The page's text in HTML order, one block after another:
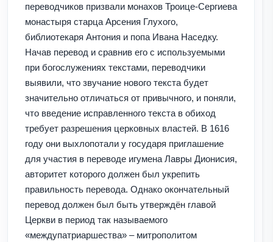
переводчиков призвали монахов Троице-Сергиева
монастыря старца Арсения Глухого,
библиотекаря Антония и попа Ивана Наседку.
Начав перевод и сравнив его с используемыми
при богослужениях текстами, переводчики
выявили, что звучание нового текста будет
значительно отличаться от привычного, и поняли,
что введение исправленного текста в обиход
требует разрешения церковных властей. В 1616
году они выхлопотали у государя приглашение
для участия в переводе игумена Лавры Дионисия,
авторитет которого должен был укрепить
правильность перевода. Однако окончательный
перевод должен был быть утверждён главой
Церкви в период так называемого
«междупатриаршества» – митрополитом